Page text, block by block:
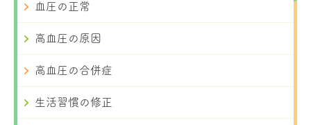
血圧の正常
高血圧の原因
高血圧の合併症
生活習慣の修正